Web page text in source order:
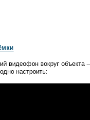
видеофон вокруг объекта
настроить: